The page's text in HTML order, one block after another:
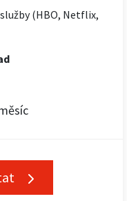
(HBO, Netflix,